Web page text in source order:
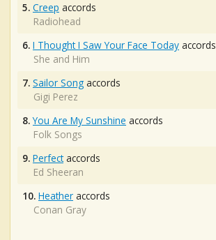
5. Creep accords
Radiohead
6. I Thought I Saw Your Face Today accords
She and Him
7. Sailor Song accords
Gigi Perez
8. You Are My Sunshine accords
Folk Songs
9. Perfectaccords
Ed Sheeran
10. Heather accords
Conan Gray